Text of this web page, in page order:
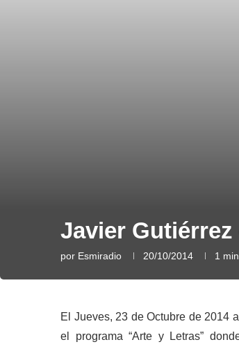
Javier Gutiérrez
por Esmiradio 20/10/2014 1
El Jueves, 23 de Octubre de 2014
el programa “Arte y Letras”